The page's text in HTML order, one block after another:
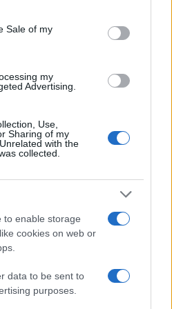
purposes in below Google
Sale of my
my
Advertising.
Use,
Sharing of my
with the
collected.
to enable storage
cookies on web or
data to be sent to
purposes.
στην Κίνα